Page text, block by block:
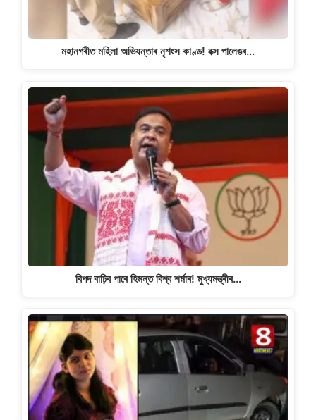
মহানগৰীত মহিলা অভিযন্তাৰ নৃশংস কাণ্ড! বক্স পালেঙৰ…
বিপদ বাঢ়িব পাৰে হিমন্ত বিশ্ব শৰ্মাৰ! মুখ্যমন্ত্ৰীৰ…